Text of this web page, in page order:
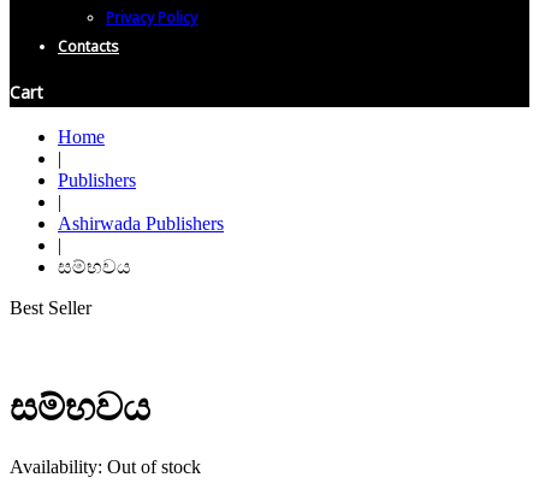
Privacy Policy
Contacts
Cart
Home
|
Publishers
|
Ashirwada Publishers
|
සම්භවය
Best Seller
සම්භවය
Availability: Out of stock